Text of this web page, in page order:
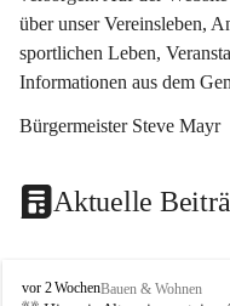
über unser Vereinsleben,
sportlichen Leben,
Informationen aus dem
Bürgermeister Steve Mayr
Aktuelle
F
vor 2 WochenBauen & Wohnen